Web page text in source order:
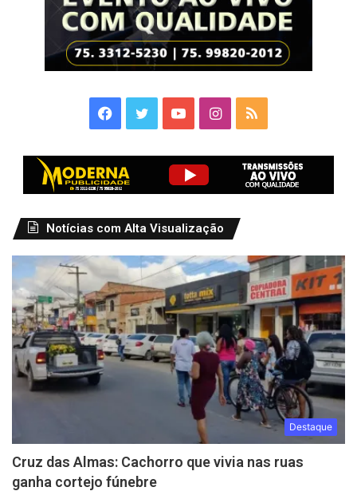
Facebook
TwitterYouTubeInstagram
RSS
Notícias com Alta Visualização
Destaque
Cruz das Almas: Cachorro que vivia nas ruas
ganha cortejo fúnebre